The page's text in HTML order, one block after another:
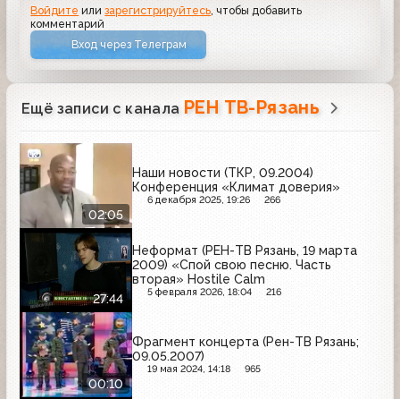
Войдите илизарегистрируйтесь , чтобы добавить
комментарий
Вход через Телеграм
Ещё записи с канала РЕН ТВ-Рязань
02:05
Наши новости (ТКР, 09.2004)
Конференция «Климат доверия»
6 декабря 2025, 19:26 266
27:44
Неформат (РЕН-ТВ Рязань, 19 марта
2009) «Спой свою песню. Часть
вторая» Hostile Calm
5 февраля 2026, 18:04 216
00:10
Фрагмент концерта (Рен-ТВ Рязань;
09.05.2007)
19 мая 2024, 14:18 965